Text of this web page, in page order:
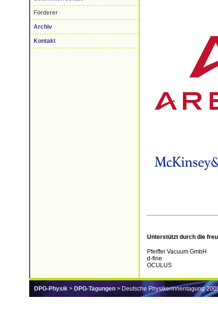
Förderer
Archiv
Kontakt
Unterstützt durch die
Pfeiffer Vacuum GmbH
d-fine
OCULUS
DPG-Physik > DPG-Tagungen > Deutsche Physikerinnentagung